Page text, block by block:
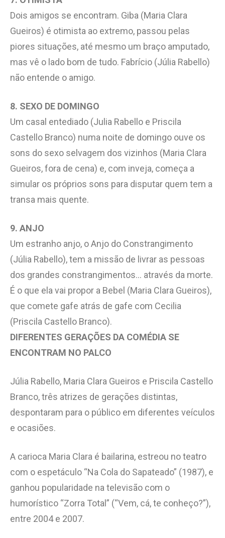
Dois amigos se encontram. Giba (Maria Clara
Gueiros) é otimista ao extremo, passou pelas
piores situações, até mesmo um braço amputado,
mas vê o lado bom de tudo. Fabrício (Júlia Rabello)
não entende o amigo.
8. SEXO DE DOMINGO
Um casal entediado (Julia Rabello e Priscila
Castello Branco) numa noite de domingo ouve os
sons do sexo selvagem dos vizinhos (Maria Clara
Gueiros, fora de cena) e, com inveja, começa a
simular os próprios sons para disputar quem tem a
transa mais quente.
9. ANJO
Um estranho anjo, o Anjo do Constrangimento
(Júlia Rabello), tem a missão de livrar as pessoas
dos grandes constrangimentos… através da morte.
É o que ela vai propor a Bebel (Maria Clara Gueiros),
que comete gafe atrás de gafe com Cecilia
(Priscila Castello Branco).
DIFERENTES GERAÇÕES DA COMÉDIA SE
ENCONTRAM NO PALCO
Júlia Rabello, Maria Clara Gueiros e Priscila Castello
Branco, três atrizes de gerações distintas,
despontaram para o público em diferentes veículos
e ocasiões.
A carioca Maria Clara é bailarina, estreou no teatro
com o espetáculo “Na Cola do Sapateado” (1987), e
ganhou popularidade na televisão com o
humorístico “Zorra Total” (“Vem, cá, te conheço?”),
entre 2004 e 2007.